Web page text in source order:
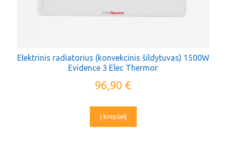
Elektrinis radiatorius (konvekcinis šildytuvas) 1500W
Evidence 3 Elec Thermor
96,90 €
Į krepšelį